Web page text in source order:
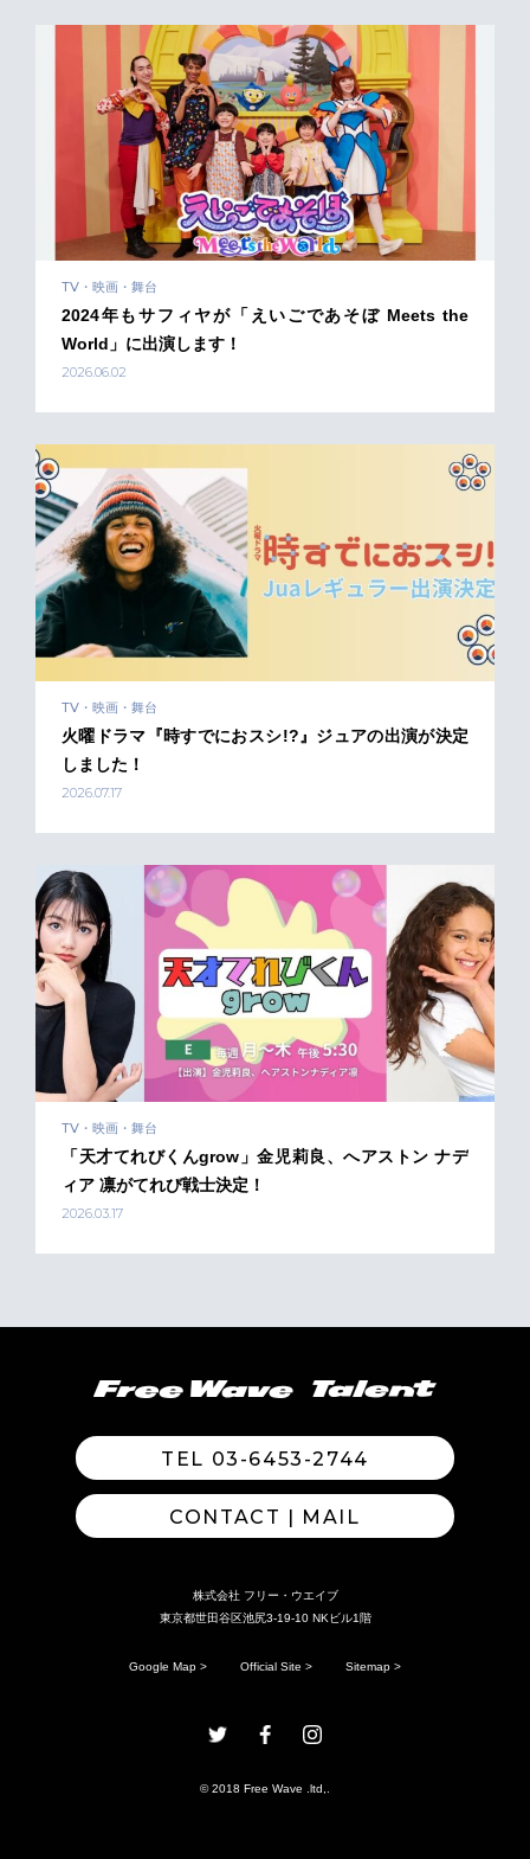
TV・映画・舞台
2024年もサフィヤが「えいごであそぼ Meets the
World」に出演します！
2026.06.02
TV・映画・舞台
火曜ドラマ『時すでにおスシ!?』ジュアの出演が決定
しました！
2026.07.17
TV・映画・舞台
「天才てれびくんgrow」金児莉良、へアストン ナデ
ィア 凛がてれび戦士決定！
2026.03.17
TEL 03-6453-2744
CONTACT | MAIL
株式会社 フリー・ウエイブ
東京都世田谷区池尻3-19-10 NKビル1階
Google Map > Official Site > Sitemap >
© 2018 Free Wave .ltd,.